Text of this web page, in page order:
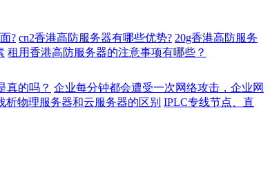
? cn2香港高防服务器有哪些优势? 20g香港高防服务
租用香港高防服务器的注意事项有哪些？
真的吗？ 企业每分钟都会遭受一次网络攻击，企业网
析物理服务器和云服务器的区别 IPLC专线节点、直